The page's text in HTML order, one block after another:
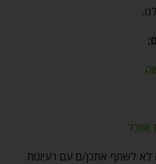
ואוכל
לשתף אתכן/ם עם רעיונות